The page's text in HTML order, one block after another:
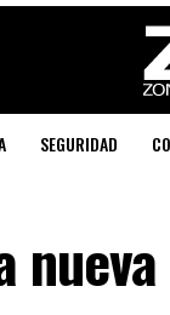
SEGURIDAD